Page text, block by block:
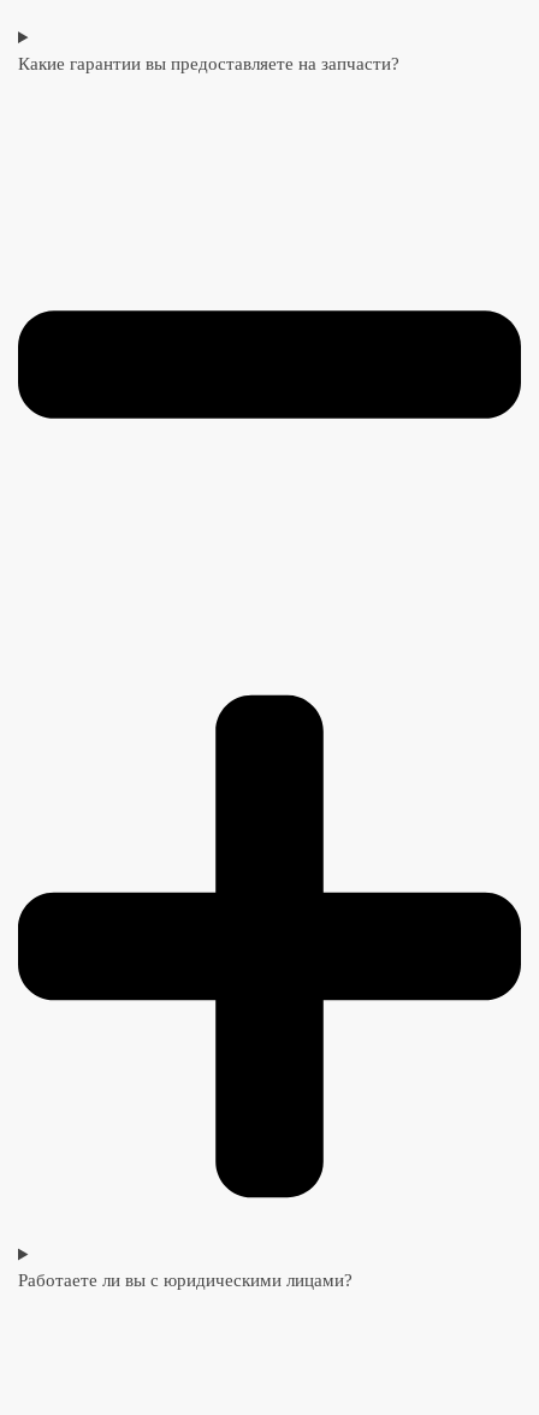
Какие гарантии вы предоставляете на запчасти?
Работаете ли вы с юридическими лицами?